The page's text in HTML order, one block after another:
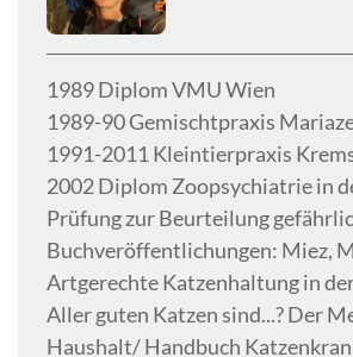
1989 Diplom VMU Wien
1989-90 Gemischtpraxis
1991-2011 Kleintierpraxis
2002 Diplom Zoopsychiatrie in
Prüfung zur Beurteilung
Buchveröffentlichungen: Miez,
Artgerechte Katzenhaltung in
Aller guten Katzen sind...? Der
Haushalt/ Handbuch